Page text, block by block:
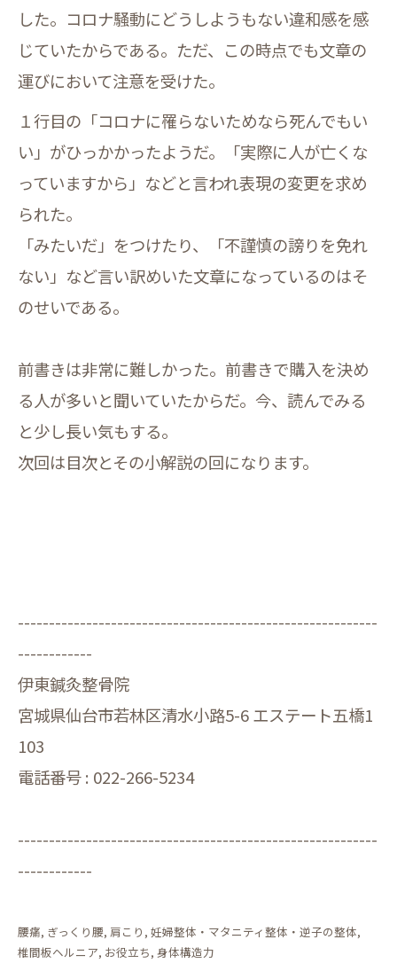
した。コロナ騒動にどうしようもない違和感を感
じていたからである。ただ、この時点でも文章の
運びにおいて注意を受けた。
１行目の「コロナに罹らないためなら死んでもい
い」がひっかかったようだ。「実際に人が亡くな
っていますから」などと言われ表現の変更を求め
られた。
「みたいだ」をつけたり、「不謹慎の謗りを免れ
ない」など言い訳めいた文章になっているのはそ
のせいである。
前書きは非常に難しかった。前書きで購入を決め
る人が多いと聞いていたからだ。今、読んでみる
と少し長い気もする。
次回は目次とその小解説の回になります。
----------------------------------------------------------
------------
伊東鍼灸整骨院
宮城県仙台市若林区清水小路5-6 エステート五橋1
103
電話番号 : 022-266-5234
----------------------------------------------------------
------------
腰痛 ぎっくり腰 肩こり 妊婦整体・マタニティ整体・逆子の整体
椎間板ヘルニア お役立ち 身体構造力